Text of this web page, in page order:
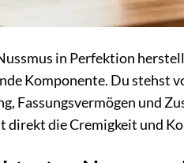
in Perfektion
Komponente. Du stehst
Fassungsvermögen und
die Cremigkeit und